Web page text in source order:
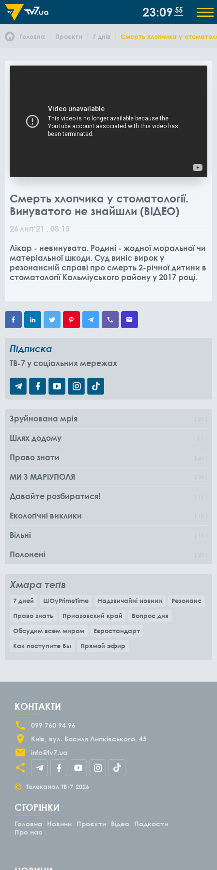
23 09 55
Головна Проєкти 7 днів Смерть хлопчика у
Смерть хлопчика у стоматології.
Винуватого не знайшли (ВІДЕО)
26 лип'21 , 08:15
Лікар - невинувата. Родині - жодної моральної чи
матеріальної шкоди. Суд виніс вирок у
резонансній справі про смерть 2-річної дитини в
стоматології Кальміуського району у 2017 році.
Підписка
TB-7 у соціальних мережах
Зруйнована мрія
Шлях додому
Право знати
МИ З МАРІУПОЛЯ
Давайте розбиратися!
Екологічні виклики
Вільні
Полонені
Хмара тегів
7 дней ШОуPrimeTime Надзвичайні новини
Резонанс
Право знать
Приазовский край
Вопрос дня
Обсудим всем миром
Евростандарт
Как поступите Вы
Прямой эфир
КОНТАКТИ
099 760 94 96
Київ
вул. Василя Липківського, 45
info@tv7.ua
© Телеканал ТВ-7 2026
СТОРІНКИ
Головна Новини Проєкти Відео
Подкасти
Про нас